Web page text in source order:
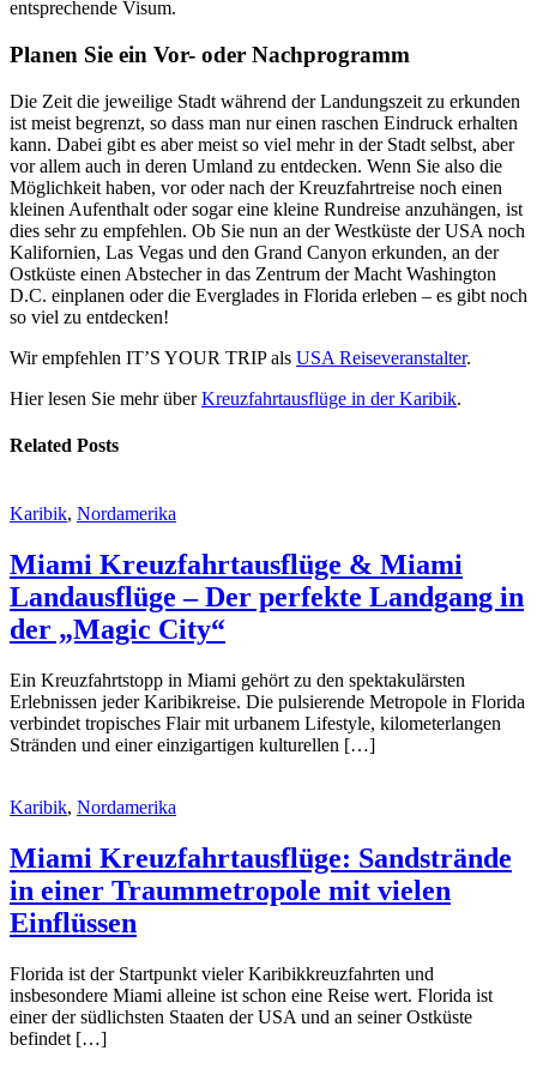
entsprechende Visum.
Planen Sie ein Vor- oder Nachprogramm
Die Zeit die jeweilige Stadt während der Landungszeit zu erkunden
ist meist begrenzt, so dass man nur einen raschen Eindruck erhalten
kann. Dabei gibt es aber meist so viel mehr in der Stadt selbst, aber
vor allem auch in deren Umland zu entdecken. Wenn Sie also die
Möglichkeit haben, vor oder nach der Kreuzfahrtreise noch einen
kleinen Aufenthalt oder sogar eine kleine Rundreise anzuhängen, ist
dies sehr zu empfehlen. Ob Sie nun an der Westküste der USA noch
Kalifornien, Las Vegas und den Grand Canyon erkunden, an der
Ostküste einen Abstecher in das Zentrum der Macht Washington
D.C. einplanen oder die Everglades in Florida erleben – es gibt noch
so viel zu entdecken!
Wir empfehlen IT’S YOUR TRIP als USA Reiseveranstalter.
Hier lesen Sie mehr überKreuzfahrtausflüge in der Karibik.
Related Posts
Karibik, Nordamerika
Miami Kreuzfahrtausflüge & Miami
Landausflüge – Der perfekte Landgang in
der „Magic City“
Ein Kreuzfahrtstopp in Miami gehört zu den spektakulärsten
Erlebnissen jeder Karibikreise. Die pulsierende Metropole in Florida
verbindet tropisches Flair mit urbanem Lifestyle, kilometerlangen
Stränden und einer einzigartigen kulturellen […]
Karibik, Nordamerika
Miami Kreuzfahrtausflüge: Sandstrände
in einer Traummetropole mit vielen
Einflüssen
Florida ist der Startpunkt vieler Karibikkreuzfahrten und
insbesondere Miami alleine ist schon eine Reise wert. Florida ist
einer der südlichsten Staaten der USA und an seiner Ostküste
befindet […]